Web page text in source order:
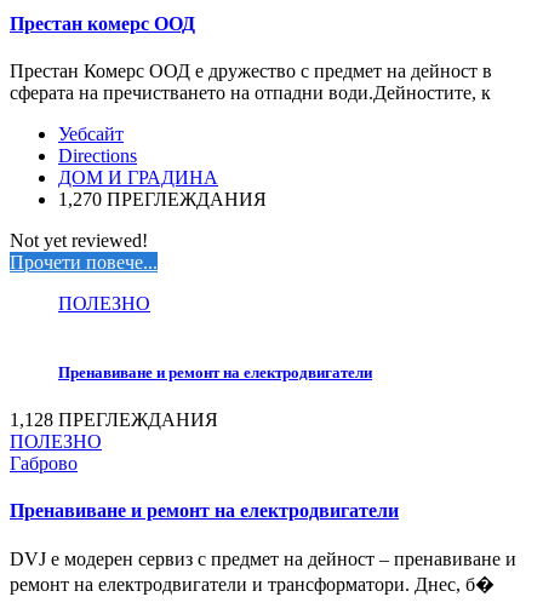
Престан комерс ООД
Престан Комерс ООД е дружество с предмет на дейност в
сферата на пречистването на отпадни води.Дейностите, к
Уебсайт
Directions
ДОМ И ГРАДИНА
1,270 ПРЕГЛЕЖДАНИЯ
Not yet reviewed!
Прочети повече...
ПОЛЕЗНО
Пренавиване и ремонт на електродвигатели
1,128 ПРЕГЛЕЖДАНИЯ
ПОЛЕЗНО
Габрово
Пренавиване и ремонт на електродвигатели
DVJ е модерен сервиз с предмет на дейност – пренавиване и
ремонт на електродвигатели и трансформатори. Днес, б�